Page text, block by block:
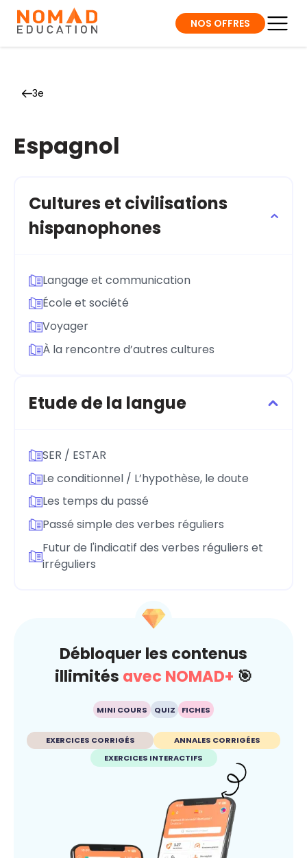
NOS OFFRES
3e
Espagnol
Cultures et civilisations
hispanophones
Langage et communication
École et société
Voyager
À la rencontre d’autres cultures
Etude de la langue
SER / ESTAR
Le conditionnel / L’hypothèse, le doute
Les temps du passé
Passé simple des verbes réguliers
Futur de l'indicatif des verbes réguliers et
irréguliers
Débloquer les contenus
illimités avec NOMAD+ 🎯
MINI COURS QUIZ FICHES
EXERCICES CORRIGÉS
ANNALES CORRIGÉES
EXERCICES INTERACTIFS